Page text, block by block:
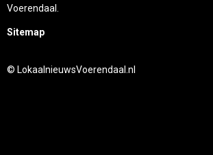
Voerendaal.
Sitemap
© LokaalnieuwsVoerendaal.nl